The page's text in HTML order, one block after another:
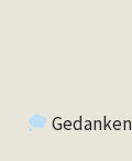
Gedanken